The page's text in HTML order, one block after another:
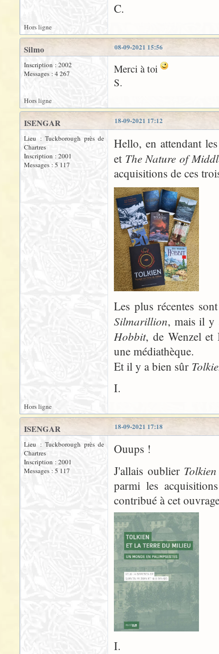
C.
Hors ligne
08-09-2021 15:56
Silmo
Inscription : 2002
Messages : 4 267
Merci à toi
S.
Hors ligne
18-09-2021 17:12
ISENGAR
Lieu : Tuckborough près de
Chartres
Inscription : 2001
Messages : 5 117
Hello, en attendant
et The Nature of
acquisitions de ces
Les plus récentes
Silmarillion, mais il y
Hobbit, de Wenzel et
une médiathèque.
Et il y a bien sûr
I.
Hors ligne
18-09-2021 17:18
ISENGAR
Lieu : Tuckborough près de
Chartres
Inscription : 2001
Messages : 5 117
Ouups !
J'allais oublier
parmi les
contribué à cet
I.